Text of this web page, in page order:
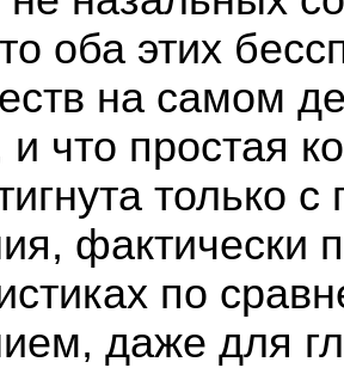
оба этих
на самом
и что простая
только
фактически
по
даже для